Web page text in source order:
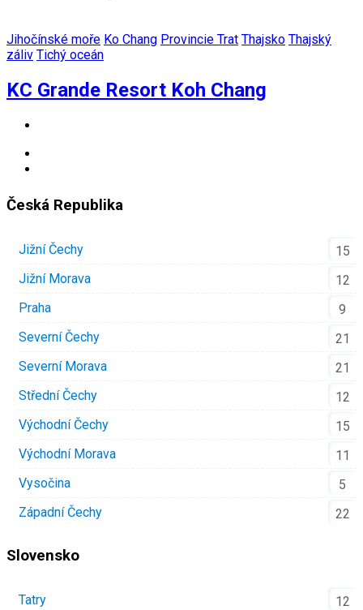
Jihočínské moře Ko Chang Provincie Trat Thajsko Thajský
záliv Tichý oceán
KC Grande Resort Koh Chang
Česká Republika
Jižní Čechy
15
Jižní Morava
12
Praha
9
Severní Čechy
21
Severní Morava
21
Střední Čechy
12
Východní Čechy
15
Východní Morava
11
Vysočina
5
Západní Čechy
22
Slovensko
Tatry
12